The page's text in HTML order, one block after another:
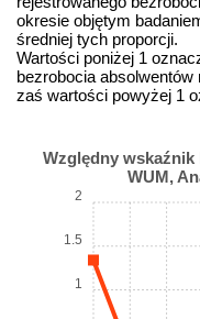
okresie objętym
średniej tych proporcji.
Wartości poniżej 1
bezrobocia
zaś wartości powyżej 1
Względny
WUM,
1
1.5
2